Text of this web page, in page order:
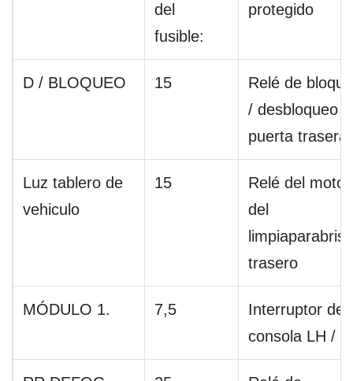
del
fusible:
protegido
D / BLOQUEO 15
Relé de
/ desbloqueo
puerta trasera
Luz tablero de
vehiculo
15
Relé del motor
del
trasero
MÓDULO 1. 7,5
Interruptor de
consola LH /